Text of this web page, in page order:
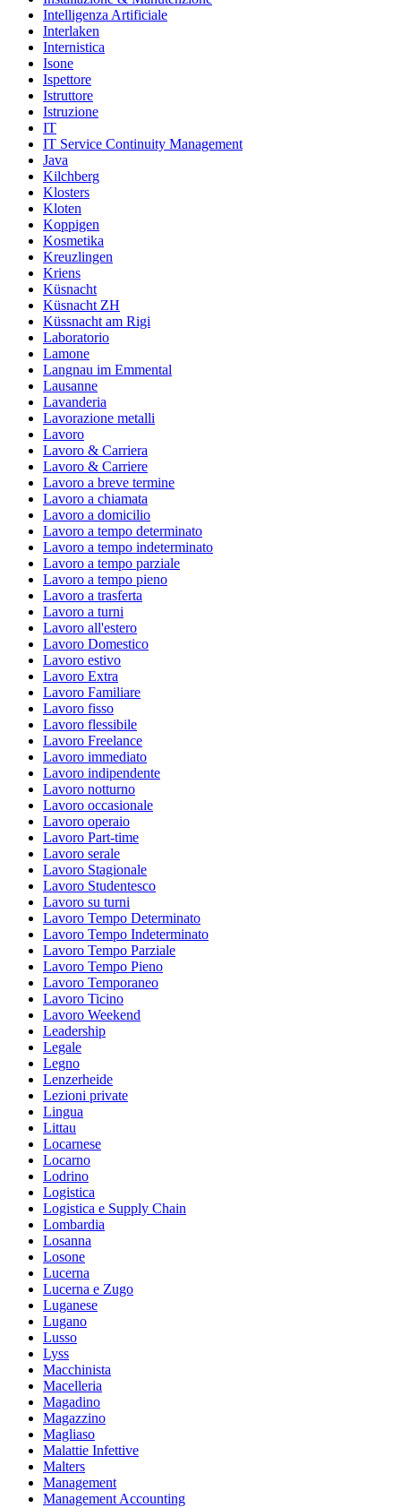
Intelligenza Artificiale
Interlaken
Internistica
Isone
Ispettore
Istruttore
Istruzione
IT
IT Service Continuity Management
Java
Kilchberg
Klosters
Kloten
Koppigen
Kosmetika
Kreuzlingen
Kriens
Küsnacht
Küsnacht ZH
Küssnacht am Rigi
Laboratorio
Lamone
Langnau im Emmental
Lausanne
Lavanderia
Lavorazione metalli
Lavoro
Lavoro & Carriera
Lavoro & Carriere
Lavoro a breve termine
Lavoro a chiamata
Lavoro a domicilio
Lavoro a tempo determinato
Lavoro a tempo indeterminato
Lavoro a tempo parziale
Lavoro a tempo pieno
Lavoro a trasferta
Lavoro a turni
Lavoro all'estero
Lavoro Domestico
Lavoro estivo
Lavoro Extra
Lavoro Familiare
Lavoro fisso
Lavoro flessibile
Lavoro Freelance
Lavoro immediato
Lavoro indipendente
Lavoro notturno
Lavoro occasionale
Lavoro operaio
Lavoro Part-time
Lavoro serale
Lavoro Stagionale
Lavoro Studentesco
Lavoro su turni
Lavoro Tempo Determinato
Lavoro Tempo Indeterminato
Lavoro Tempo Parziale
Lavoro Tempo Pieno
Lavoro Temporaneo
Lavoro Ticino
Lavoro Weekend
Leadership
Legale
Legno
Lenzerheide
Lezioni private
Lingua
Littau
Locarnese
Locarno
Lodrino
Logistica
Logistica e Supply Chain
Lombardia
Losanna
Losone
Lucerna
Lucerna e Zugo
Luganese
Lugano
Lusso
Lyss
Macchinista
Macelleria
Magadino
Magazzino
Magliaso
Malattie Infettive
Malters
Management
Management Accounting